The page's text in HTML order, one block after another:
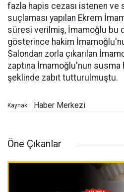
fazla hapis cezası istenen ve
suçlaması yapılan Ekrem
süresi verilmiş, İmamoğlu bu
gösterince hakim
Salondan zorla çıkarılan
zaptına İmamoğlu'nun susma
şeklinde zabıt tutturulmuştu.
Kaynak: Haber Merkezi
Öne Çıkanlar